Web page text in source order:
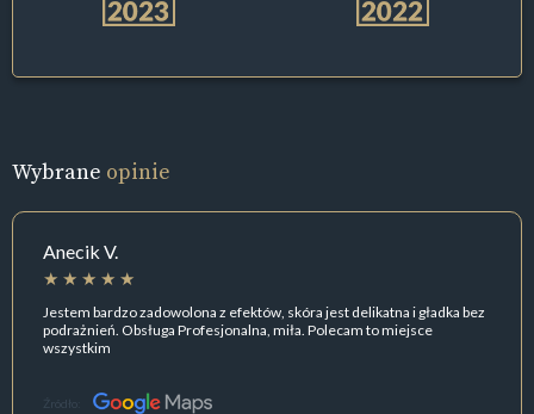
Wybrane opinie
Anecik V.
Jestem bardzo zadowolona z efektów, skóra jest delikatna i gładka bez
podrażnień. Obsługa Profesjonalna, miła. Polecam to miejsce
wszystkim
Źródło: